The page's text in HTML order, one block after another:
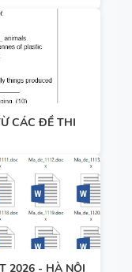
CÁC ĐỀ THI
2026 - HÀ NỘI